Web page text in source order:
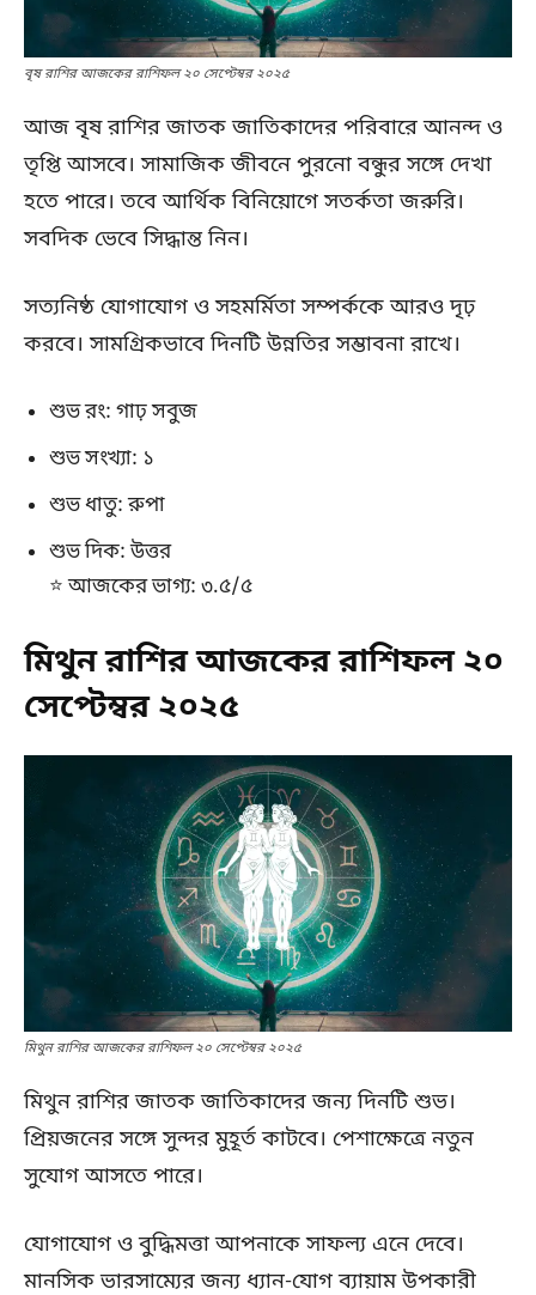
বৃষ রাশির আজকের রাশিফল ২০ সেপ্টেম্বর ২০২৫
আজ বৃষ রাশির জাতক জাতিকাদের পরিবারে আনন্দ ও
তৃপ্তি আসবে। সামাজিক জীবনে পুরনো বন্ধুর সঙ্গে দেখা
হতে পারে। তবে আর্থিক বিনিয়োগে সতর্কতা জরুরি।
সবদিক ভেবে সিদ্ধান্ত নিন।
সত্যনিষ্ঠ যোগাযোগ ও সহমর্মিতা সম্পর্ককে আরও দৃঢ়
করবে। সামগ্রিকভাবে দিনটি উন্নতির সম্ভাবনা রাখে।
শুভ রং: গাঢ় সবুজ
শুভ সংখ্যা: ১
শুভ ধাতু: রুপা
শুভ দিক: উত্তর
⭐ আজকের ভাগ্য: ৩.৫/৫
মিথুন রাশির আজকের রাশিফল ২০
সেপ্টেম্বর ২০২৫
মিথুন রাশির আজকের রাশিফল ২০ সেপ্টেম্বর ২০২৫
মিথুন রাশির জাতক জাতিকাদের জন্য দিনটি শুভ।
প্রিয়জনের সঙ্গে সুন্দর মুহূর্ত কাটবে। পেশাক্ষেত্রে নতুন
সুযোগ আসতে পারে।
যোগাযোগ ও বুদ্ধিমত্তা আপনাকে সাফল্য এনে দেবে।
মানসিক ভারসাম্যের জন্য ধ্যান-যোগ ব্যায়াম উপকারী